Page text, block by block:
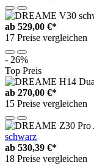
ab 529,00 €*
17 Preise vergleichen
- 26%
Top Preis
ab 270,00 €*
15 Preise vergleichen
schwarz
ab 530,39 €*
18 Preise vergleichen